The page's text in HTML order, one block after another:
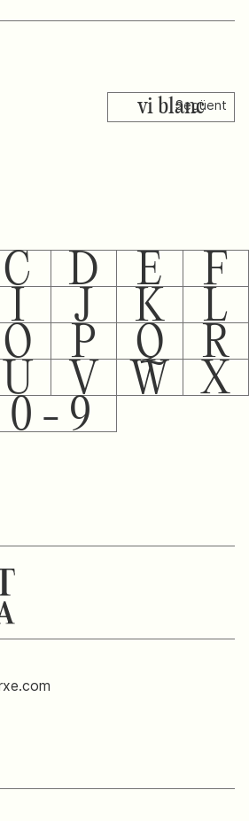
Següent
vi blanc
C D E F
I J K L
O P Q R
U V W X
0 - 9